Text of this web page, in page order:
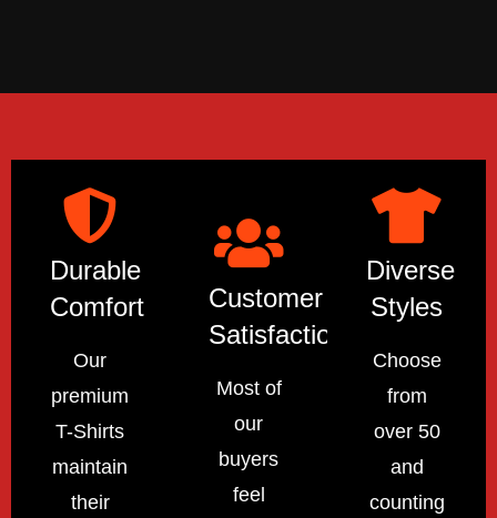
Durable
Comfort
Our
premium
T-Shirts
maintain
their
Customer
Satisfaction
Most of
our
buyers
feel
Diverse
Styles
Choose
from
over 50
and
counting